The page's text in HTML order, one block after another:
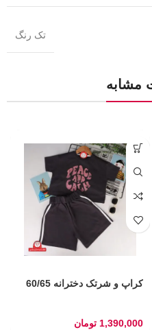
تک رنگ
مشابه
کراپ و شرتک دخترانه 60/65
1,390,000 تومان